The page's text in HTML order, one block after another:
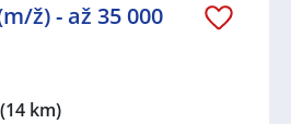
ž) - až 35 000
km)